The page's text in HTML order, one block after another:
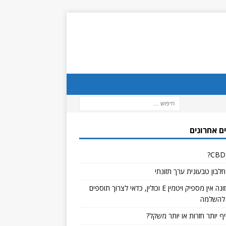
אחרונים
טבעונית ערך תזונתי
אם בתזונה אין מספיק ויטמין E וכולין, כדאי לצרוך תוספים
יותר חזרות או יותר משקל?